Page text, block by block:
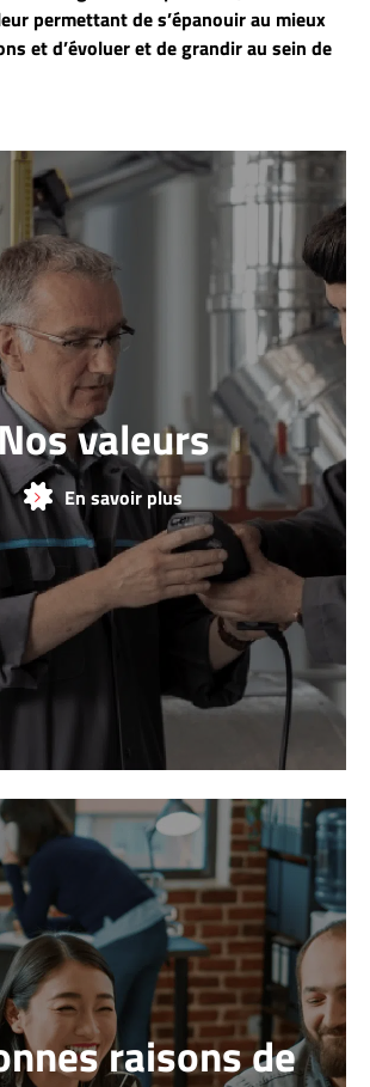
permettant de s’épanouir au mieux
et d’évoluer et de grandir au sein de
valeurs
En savoir plus
raisons de